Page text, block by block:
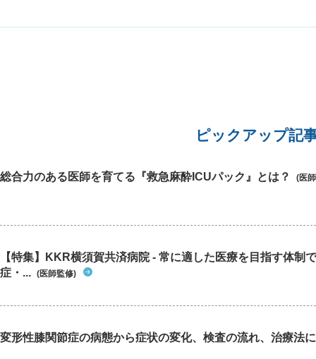
ピックアップ記
総合力のある医師を育てる『救急麻酔ICUパック』とは？ (医
【特集】KKR横須賀共済病院 - 常に適した医療を目指す体制
症・... (医師監修)
変形性膝関節症の病態から症状の変化、検査の流れ、治療法